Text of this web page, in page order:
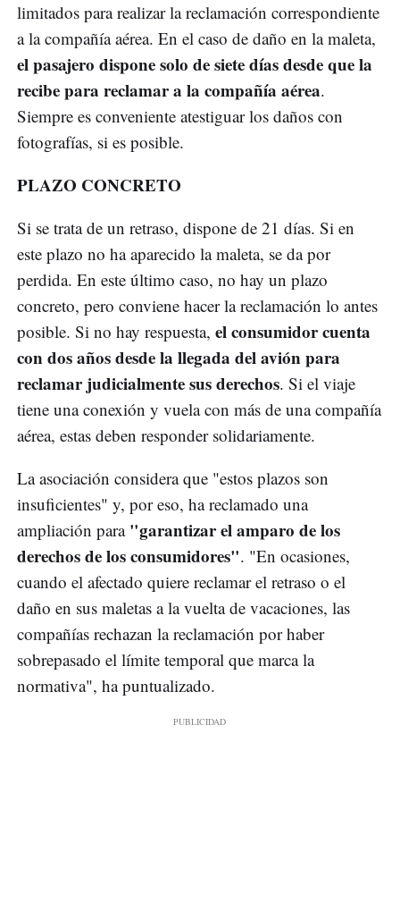
limitados para realizar la reclamación correspondiente
a la compañía aérea. En el caso de daño en la maleta,
el pasajero dispone solo de siete días desde que la
recibe para reclamar a la compañía aérea.
Siempre es conveniente atestiguar los daños con
fotografías, si es posible.
PLAZO CONCRETO
Si se trata de un retraso, dispone de 21 días. Si en
este plazo no ha aparecido la maleta, se da por
perdida. En este último caso, no hay un plazo
concreto, pero conviene hacer la reclamación lo antes
posible. Si no hay respuesta, el consumidor cuenta
con dos años desde la llegada del avión para
reclamar judicialmente sus derechos. Si el viaje
tiene una conexión y vuela con más de una compañía
aérea, estas deben responder solidariamente.
La asociación considera que "estos plazos son
insuficientes" y, por eso, ha reclamado una
ampliación para "garantizar el amparo de los
derechos de los consumidores". "En ocasiones,
cuando el afectado quiere reclamar el retraso o el
daño en sus maletas a la vuelta de vacaciones, las
compañías rechazan la reclamación por haber
sobrepasado el límite temporal que marca la
normativa", ha puntualizado.